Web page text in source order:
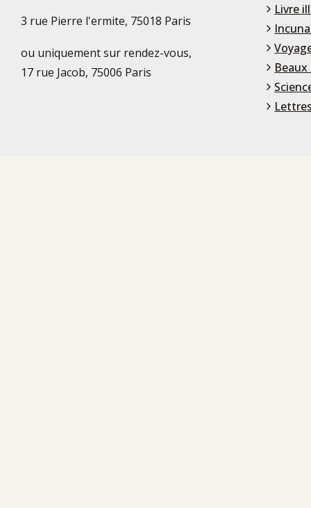
3 rue Pierre l'ermite, 75018 Paris
ou uniquement sur rendez-vous,
17 rue Jacob, 75006 Paris
Livre